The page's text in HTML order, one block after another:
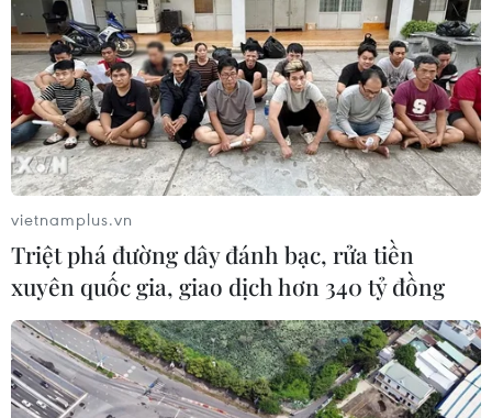
vietnamplus.vn
Triệt phá đường dây đánh bạc, rửa tiền
xuyên quốc gia, giao dịch hơn 340 tỷ đồng